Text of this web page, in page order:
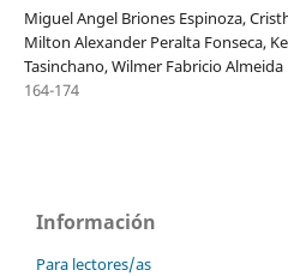
Miguel Angel Briones Espinoza,
Milton Alexander Peralta Fonseca,
Tasinchano, Wilmer Fabricio
164-174
Información
Para lectores/as